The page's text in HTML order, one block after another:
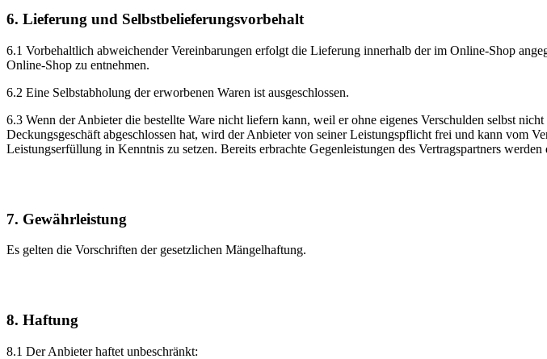
6. Lieferung und Selbstbelieferungsvorbehalt
6.1 Vorbehaltlich abweichender Vereinbarungen erfolgt die Lieferung innerhalb der im Online-Shop
Online-Shop zu entnehmen.
6.2 Eine Selbstabholung der erworbenen Waren ist ausgeschlossen.
6.3 Wenn der Anbieter die bestellte Ware nicht liefern kann, weil er ohne eigenes Verschulden selbst
Deckungsgeschäft abgeschlossen hat, wird der Anbieter von seiner Leistungspflicht frei und kann vom
Leistungserfüllung in Kenntnis zu setzen. Bereits erbrachte Gegenleistungen des Vertragspartners
7. Gewährleistung
Es gelten die Vorschriften der gesetzlichen Mängelhaftung.
8. Haftung
8.1 Der Anbieter haftet unbeschränkt: